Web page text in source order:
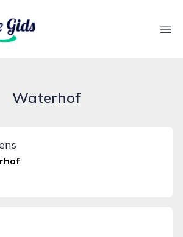
Waterhof